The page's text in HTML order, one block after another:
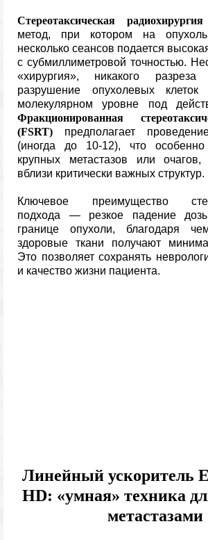
Стереотаксическая
метод, при котором на
несколько сеансов подается
с субмиллиметровой точностью.
«хирургия», никакого
разрушение опухолевых клеток
молекулярном уровне под
Фракционированная
(FSRT) предполагает
(иногда до 10-12), что особенно
крупных метастазов или очагов,
вблизи критически важных структур.
Ключевое преимущество
подхода — резкое падение
границе опухоли, благодаря
здоровые ткани получают
Это позволяет сохранять
и качество жизни пациента.
Линейный ускоритель
HD: «умная» техника
метастазами